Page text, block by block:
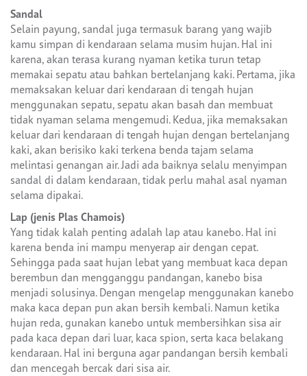
Sandal
Selain payung, sandal juga termasuk barang yang wajib
kamu simpan di kendaraan selama musim hujan. Hal ini
karena, akan terasa kurang nyaman ketika turun tetap
memakai sepatu atau bahkan bertelanjang kaki. Pertama, jika
memaksakan keluar dari kendaraan di tengah hujan
menggunakan sepatu, sepatu akan basah dan membuat
tidak nyaman selama mengemudi. Kedua, jika memaksakan
keluar dari kendaraan di tengah hujan dengan bertelanjang
kaki, akan berisiko kaki terkena benda tajam selama
melintasi genangan air. Jadi ada baiknya selalu menyimpan
sandal di dalam kendaraan, tidak perlu mahal asal nyaman
selama dipakai.
Lap (jenis Plas Chamois)
Yang tidak kalah penting adalah lap atau kanebo. Hal ini
karena benda ini mampu menyerap air dengan cepat.
Sehingga pada saat hujan lebat yang membuat kaca depan
berembun dan mengganggu pandangan, kanebo bisa
menjadi solusinya. Dengan mengelap menggunakan kanebo
maka kaca depan pun akan bersih kembali. Namun ketika
hujan reda, gunakan kanebo untuk membersihkan sisa air
pada kaca depan dari luar, kaca spion, serta kaca belakang
kendaraan. Hal ini berguna agar pandangan bersih kembali
dan mencegah bercak dari sisa air.